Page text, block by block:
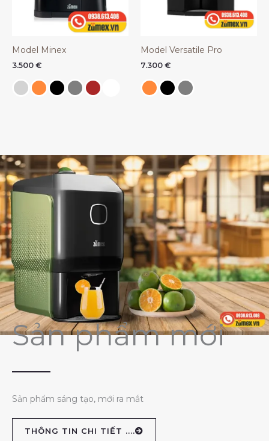
Model Minex
3.500 €
Model Versatile Pro
7.300 €
Sản phẩm mới
Sản phẩm sáng tạo, mới ra mắt
THÔNG TIN CHI TIẾT ....